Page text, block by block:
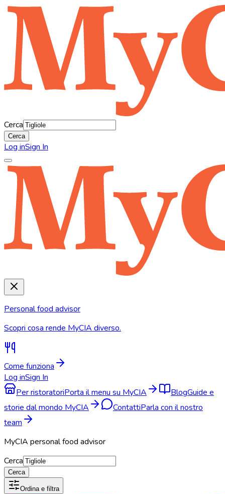
Cerca
Cerca
Log inSign In
Personal food advisor
Scopri cosa rende MyCIA diverso.
Come funziona
Log inSign In
Per ristoratoriPorta il menu su MyCIA BlogGuide e
storie dal mondo MyCIA
ContattiParla con il nostro
team
MyCIA personal food advisor
Cerca
Cerca
Ordina e filtra